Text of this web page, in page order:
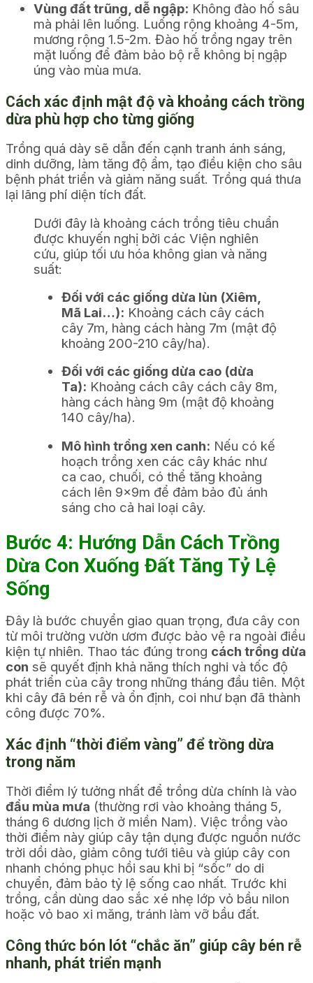
Vùng đất trũng, dễ ngập: Không đào hố sâu
mà phải lên luống. Luống rộng khoảng 4-5m,
mương rộng 1.5-2m. Đào hố trồng ngay trên
mặt luống để đảm bảo bộ rễ không bị ngập
úng vào mùa mưa.
Cách xác định mật độ và khoảng cách trồng
dừa phù hợp cho từng giống
Trồng quá dày sẽ dẫn đến cạnh tranh ánh sáng,
dinh dưỡng, làm tăng độ ẩm, tạo điều kiện cho sâu
bệnh phát triển và giảm năng suất. Trồng quá thưa
lại lãng phí diện tích đất.
Dưới đây là khoảng cách trồng tiêu chuẩn
được khuyến nghị bởi các Viện nghiên
cứu, giúp tối ưu hóa không gian và năng
suất:
Đối với các giống dừa lùn (Xiêm,
Mã Lai…): Khoảng cách cây cách
cây 7m, hàng cách hàng 7m (mật độ
khoảng 200-210 cây/ha).
Đối với các giống dừa cao (dừa
Ta): Khoảng cách cây cách cây 8m,
hàng cách hàng 9m (mật độ khoảng
140 cây/ha).
Mô hình trồng xen canh: Nếu có kế
hoạch trồng xen các cây khác như
ca cao, chuối, có thể tăng khoảng
cách lên 9x9m để đảm bảo đủ ánh
sáng cho cả hai loại cây.
Bước 4: Hướng Dẫn Cách Trồng
Dừa Con Xuống Đất Tăng Tỷ Lệ
Sống
Đây là bước chuyển giao quan trọng, đưa cây con
từ môi trường vườn ươm được bảo vệ ra ngoài điều
kiện tự nhiên. Thao tác đúng trong cách trồng dừa
con sẽ quyết định khả năng thích nghi và tốc độ
phát triển của cây trong những tháng đầu tiên. Một
khi cây đã bén rễ và ổn định, coi như bạn đã thành
công được 70%.
Xác định “thời điểm vàng” để trồng dừa
trong năm
Thời điểm lý tưởng nhất để trồng dừa chính là vào
đầu mùa mưa (thường rơi vào khoảng tháng 5,
tháng 6 dương lịch ở miền Nam). Việc trồng vào
thời điểm này giúp cây tận dụng được nguồn nước
trời dồi dào, giảm công tưới tiêu và giúp cây con
nhanh chóng phục hồi sau khi bị “sốc” do di
chuyển, đảm bảo tỷ lệ sống cao nhất. Trước khi
trồng, cần dùng dao sắc xé nhẹ lớp vỏ bầu nilon
hoặc vỏ bao xi măng, tránh làm vỡ bầu đất.
Công thức bón lót “chắc ăn” giúp cây bén rễ
nhanh, phát triển mạnh